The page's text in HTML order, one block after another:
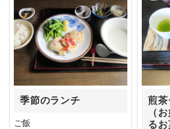
季節のランチ
ご飯
煎茶
（
るお